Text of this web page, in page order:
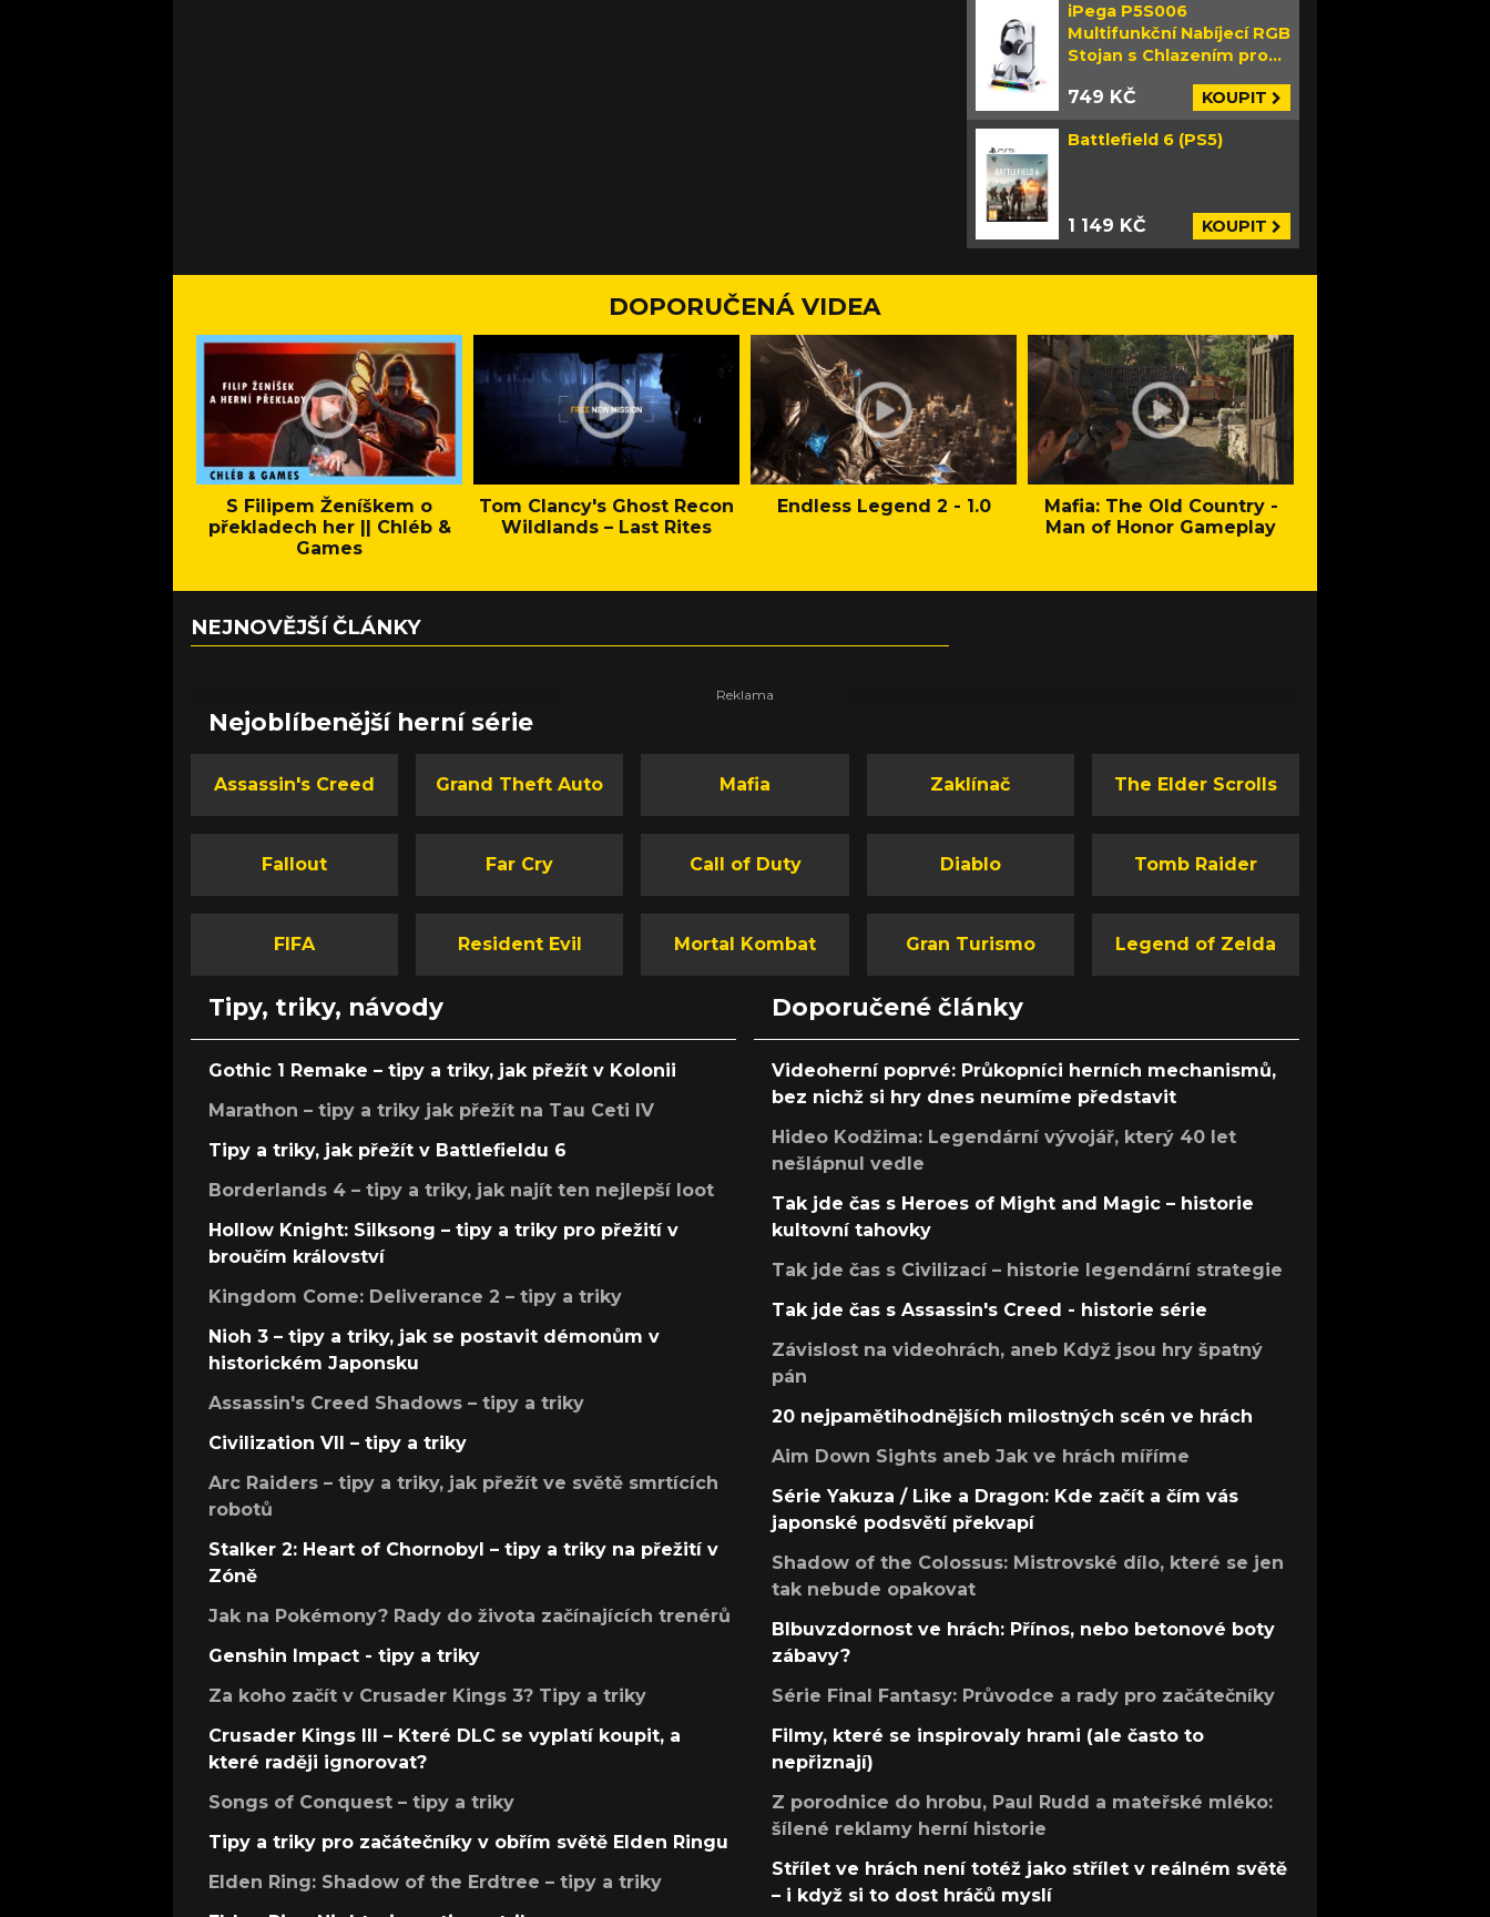
iPega P5S006
Multifunkční Nabíjecí RGB
Stojan s Chlazením pro
749 KČ KOUPIT
Battlefield 6 (PS5)
1 149 KČ KOUPIT
DOPORUČENÁ VIDEA
S Filipem Ženíškem o
překladech her || Chléb &
Games
Tom Clancy's Ghost Recon
Wildlands – Last Rites
Endless Legend 2 - 1.0
Mafia: The Old Country -
Man of Honor Gameplay
NEJNOVĚJŠÍ ČLÁNKY
Nejoblíbenější herní série
Assassin's Creed Grand Theft Auto Mafia Zaklínač The Elder Scrolls
Fallout Far Cry Call of Duty Diablo Tomb Raider
FIFA Resident Evil Mortal Kombat Gran Turismo Legend of Zelda
Tipy, triky, návody
Gothic 1 Remake – tipy a triky, jak přežít v Kolonii
Marathon – tipy a triky jak přežít na Tau Ceti IV
Tipy a triky, jak přežít v Battlefieldu 6
Borderlands 4 – tipy a triky, jak najít ten nejlepší loot
Hollow Knight: Silksong – tipy a triky pro přežití v
broučím království
Kingdom Come: Deliverance 2 – tipy a triky
Nioh 3 – tipy a triky, jak se postavit démonům v
historickém Japonsku
Assassin's Creed Shadows – tipy a triky
Civilization VII – tipy a triky
Arc Raiders – tipy a triky, jak přežít ve světě smrtících
robotů
Stalker 2: Heart of Chornobyl – tipy a triky na přežití v
Zóně
Jak na Pokémony? Rady do života začínajících trenérů
Genshin Impact - tipy a triky
Za koho začít v Crusader Kings 3? Tipy a triky
Crusader Kings III – Které DLC se vyplatí koupit, a
které raději ignorovat?
Songs of Conquest – tipy a triky
Tipy a triky pro začátečníky v obřím světě Elden Ringu
Elden Ring: Shadow of the Erdtree – tipy a triky
Doporučené články
Videoherní poprvé: Průkopníci herních mechanismů,
bez nichž si hry dnes neumíme představit
Hideo Kodžima: Legendární vývojář, který 40 let
nešlápnul vedle
Tak jde čas s Heroes of Might and Magic – historie
kultovní tahovky
Tak jde čas s Civilizací – historie legendární strategie
Tak jde čas s Assassin's Creed - historie série
Závislost na videohrách, aneb Když jsou hry špatný
pán
20 nejpamětihodnějších milostných scén ve hrách
Aim Down Sights aneb Jak ve hrách míříme
Série Yakuza / Like a Dragon: Kde začít a čím vás
japonské podsvětí překvapí
Shadow of the Colossus: Mistrovské dílo, které se jen
tak nebude opakovat
Blbuvzdornost ve hrách: Přínos, nebo betonové boty
zábavy?
Série Final Fantasy: Průvodce a rady pro začátečníky
Filmy, které se inspirovaly hrami (ale často to
nepřiznají)
Z porodnice do hrobu, Paul Rudd a mateřské mléko:
šílené reklamy herní historie
Střílet ve hrách není totéž jako střílet v reálném světě
– i když si to dost hráčů myslí